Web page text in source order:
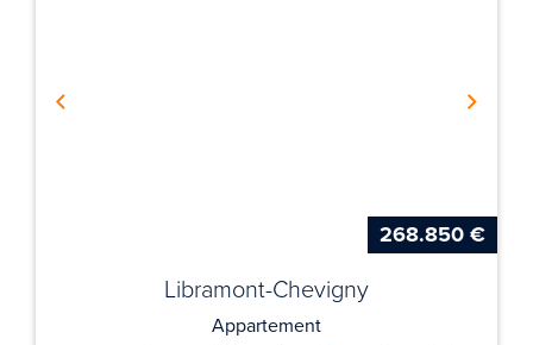
268.850 €
Libramont-Chevigny
Appartement